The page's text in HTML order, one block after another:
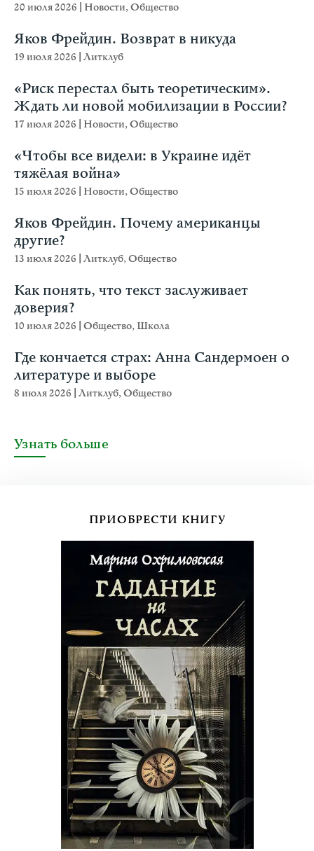
20 июля 2026 Новости,Общество
Яков Фрейдин. Возврат в никуда
19 июля 2026 Литклуб
«Риск перестал быть теоретическим».
Ждать ли новой мобилизации в России?
17 июля 2026 Новости,Общество
«Чтобы все видели: в Украине идёт
тяжёлая война»
15 июля 2026 Новости,Общество
Яков Фрейдин. Почему американцы
другие?
13 июля 2026 Литклуб,Общество
Как понять, что текст заслуживает
доверия?
10 июля 2026 Общество, Школа
Где кончается страх: Анна Сандермоен о
литературе и выборе
8 июля 2026 Литклуб,Общество
Узнать больше
ПРИОБРЕСТИ КНИГУ